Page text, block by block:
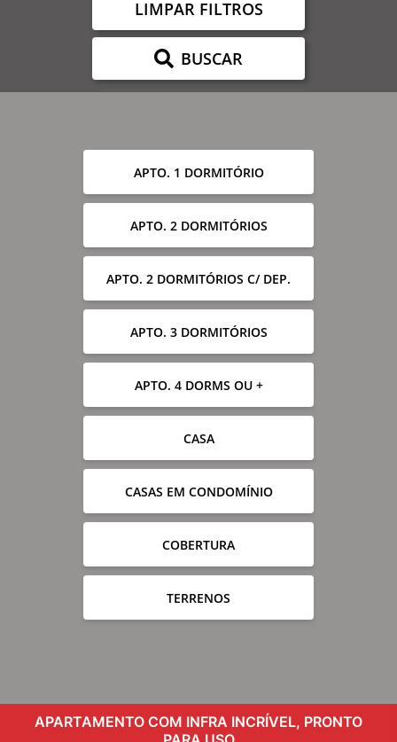
LIMPAR FILTROS
BUSCAR
APTO. 1 DORMITÓRIO
APTO. 2 DORMITÓRIOS
APTO. 2 DORMITÓRIOS C/ DEP.
APTO. 3 DORMITÓRIOS
APTO. 4 DORMS OU +
CASA
CASAS EM CONDOMÍNIO
COBERTURA
TERRENOS
APARTAMENTO COM INFRA INCRÍVEL, PRONTO